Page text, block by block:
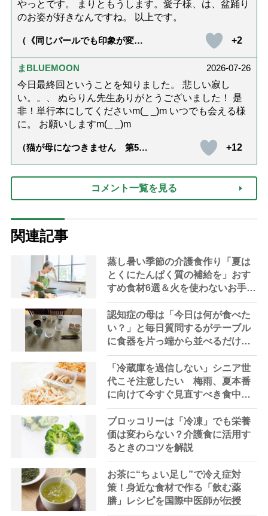
やっとです。 まりともうします。愛子様、は、盆踊り
のお姿が好きなんですね。 以上です。
（《同じパールでも印象が変
の夏ネックレス」上品＆涼しげ
に見せる4つの法則）
+2
まBLUEMOON
2026-07-26
今日最終回ということを知りました。 悲しい寂し
い。。、 ぬらりん先生ありがとうございました！ 是
非！単行本にしてくださいm(_ _)m いつでも会える様
に。 お願いしますm(_ _)m
（猫が母になつきません 第500
+12
コメント一覧を見る
関連記事
蒸し暑い季節の介護食作り「夏は
とくにたんぱく質の補給を」おす
すめ食材6選＆火を使わないお手軽
レシピ3選【管理栄養士提案】
認知症の母は「今日は何が食べた
い？」と毎日質問するがテーブル
に食器を片っ端から並べるだけ―
困った息子の対処法とものがない
現在の台所の意味
「冷蔵庫を過信しない」シニア世
代こそ注意したい 梅雨、夏本番
に向けて今すぐ見直すべき食中毒
対策を家事アドバイザーが指南
ブロッコリーは「冷凍」でも栄養
価は変わらない？介護食に活用す
るときのコツを解説
お茶に“ちょい足し”で冷え症対
策！身近な食材で作る「飲む薬
膳」レシピを国際中医師が伝授